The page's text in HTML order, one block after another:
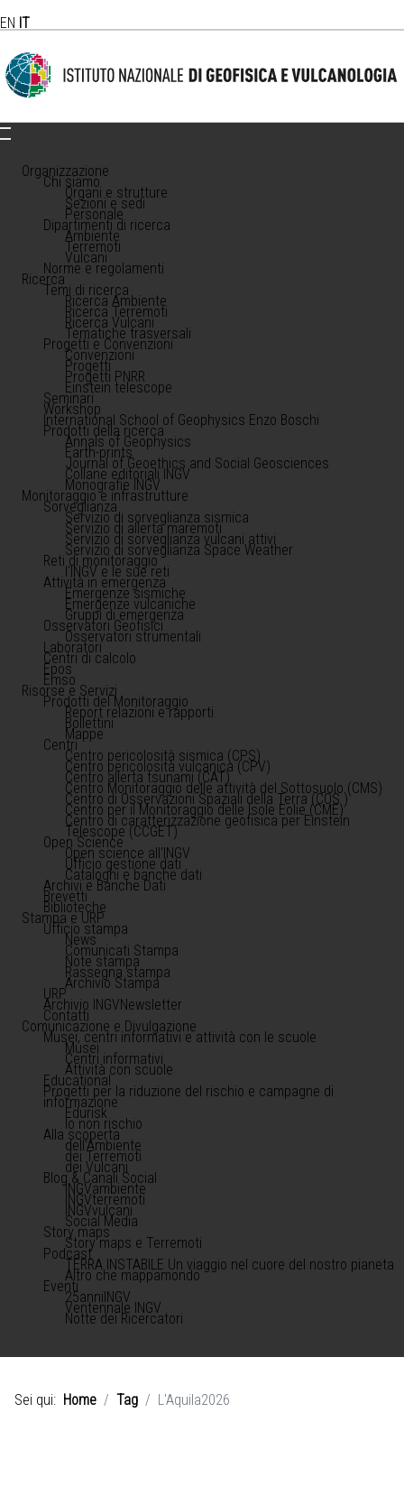
EN IT
Organizzazione
Chi siamo
Organi e strutture
Sezioni e sedi
Personale
Dipartimenti di ricerca
Ambiente
Terremoti
Vulcani
Norme e regolamenti
Ricerca
Temi di ricerca
Ricerca Ambiente
Ricerca Terremoti
Ricerca Vulcani
Tematiche trasversali
Progetti e Convenzioni
Convenzioni
Progetti
Progetti PNRR
Einstein telescope
Seminari
Workshop
International School of Geophysics Enzo Boschi
Prodotti della ricerca
Annals of Geophysics
Earth-prints
Journal of Geoethics and Social Geosciences
Collane editoriali INGV
Monografie INGV
Monitoraggio e infrastrutture
Sorveglianza
Servizio di sorveglianza sismica
Servizio di allerta maremoti
Servizio di sorveglianza vulcani attivi
Servizio di sorveglianza Space Weather
Reti di monitoraggio
l'INGV e le sue reti
Attività in emergenza
Emergenze sismiche
Emergenze vulcaniche
Gruppi di emergenza
Osservatori Geofisici
Osservatori strumentali
Laboratori
Centri di calcolo
Epos
Emso
Risorse e Servizi
Prodotti del Monitoraggio
Report relazioni e rapporti
Bollettini
Mappe
Centri
Centro pericolosità sismica (CPS)
Centro pericolosità vulcanica (CPV)
Centro allerta tsunami (CAT)
Centro Monitoraggio delle attività del Sottosuolo (CMS)
Centro di Osservazioni Spaziali della Terra (COS )
Centro per il Monitoraggio delle Isole Eolie (CME)
Centro di caratterizzazione geofisica per Einstein
Telescope (CCGET)
Open Science
Open science all'INGV
Ufficio gestione dati
Cataloghi e banche dati
Archivi e Banche Dati
Brevetti
Biblioteche
Stampa e URP
Ufficio stampa
News
Comunicati Stampa
Note stampa
Rassegna stampa
Archivio Stampa
URP
Archivio INGVNewsletter
Contatti
Comunicazione e Divulgazione
Musei, centri informativi e attività con le scuole
Musei
Centri informativi
Attività con scuole
Educational
Progetti per la riduzione del rischio e campagne di
informazione
Edurisk
Io non rischio
Alla scoperta
dell'Ambiente
dei Terremoti
dei Vulcani
Blog & Canali Social
INGVambiente
INGVterremoti
INGVvulcani
Social Media
Story maps
Story maps e Terremoti
Podcast
TERRA INSTABILE Un viaggio nel cuore del nostro pianeta
Altro che mappamondo
Eventi
25anniINGV
Ventennale INGV
Notte dei Ricercatori
Sei qui: Home Tag L'Aquila2026